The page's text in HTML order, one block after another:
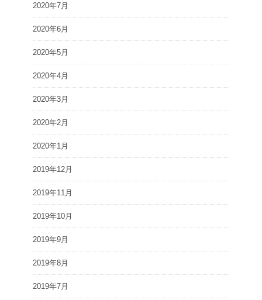
2020年7月
2020年6月
2020年5月
2020年4月
2020年3月
2020年2月
2020年1月
2019年12月
2019年11月
2019年10月
2019年9月
2019年8月
2019年7月